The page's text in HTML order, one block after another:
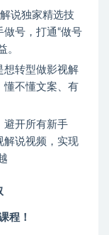
说独家精选技
号，打通“做号
。
想转型做影视解
懂不懂文案、有
避开所有新手
解说视频，实现
程！